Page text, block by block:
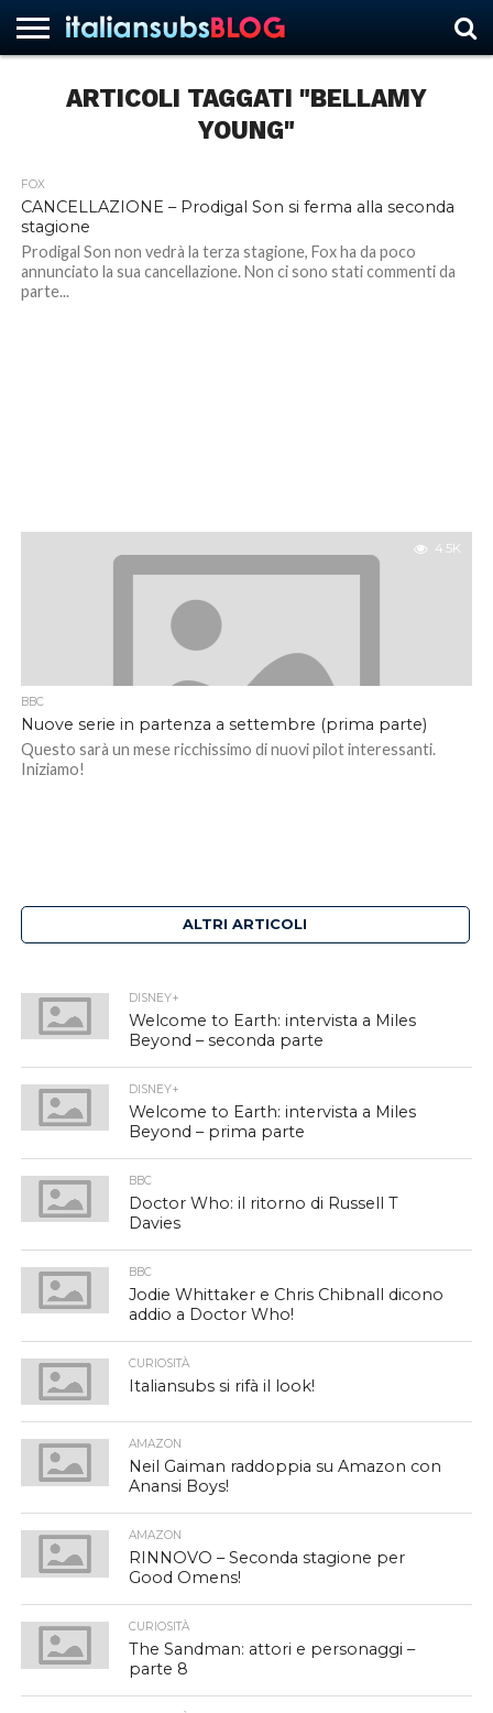
ARTICOLI TAGGATI "BELLAMY
YOUNG"
FOX
CANCELLAZIONE – Prodigal Son si ferma alla seconda
stagione
Prodigal Son non vedrà la terza stagione, Fox ha da poco
annunciato la sua cancellazione. Non ci sono stati commenti da
parte...
4.5K
BBC
Nuove serie in partenza a settembre (prima parte)
Questo sarà un mese ricchissimo di nuovi pilot interessanti.
Iniziamo!
ALTRI ARTICOLI
DISNEY+
Welcome to Earth: intervista a Miles
Beyond – seconda parte
DISNEY+
Welcome to Earth: intervista a Miles
Beyond – prima parte
BBC
Doctor Who: il ritorno di Russell T
Davies
BBC
Jodie Whittaker e Chris Chibnall dicono
addio a Doctor Who!
CURIOSITÀ
Italiansubs si rifà il look!
AMAZON
Neil Gaiman raddoppia su Amazon con
Anansi Boys!
AMAZON
RINNOVO – Seconda stagione per
Good Omens!
CURIOSITÀ
The Sandman: attori e personaggi –
parte 8